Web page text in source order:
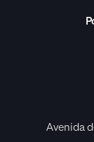
Avenida